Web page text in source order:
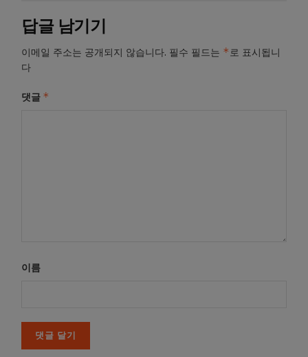
답글 남기기
이메일 주소는 공개되지 않습니다. 필수 필드는 *로 표시됩니
다
댓글 *
이름